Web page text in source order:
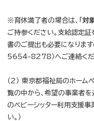
※育休満了者の場合は、「 対
ご持参ください。支給認定
書のご提出も必要になりま
5654-8278）へご連絡くだ
（2） 東京都福祉局のホー
覧の中から、希望の事業者を
のベビーシッター利用支援
い。）